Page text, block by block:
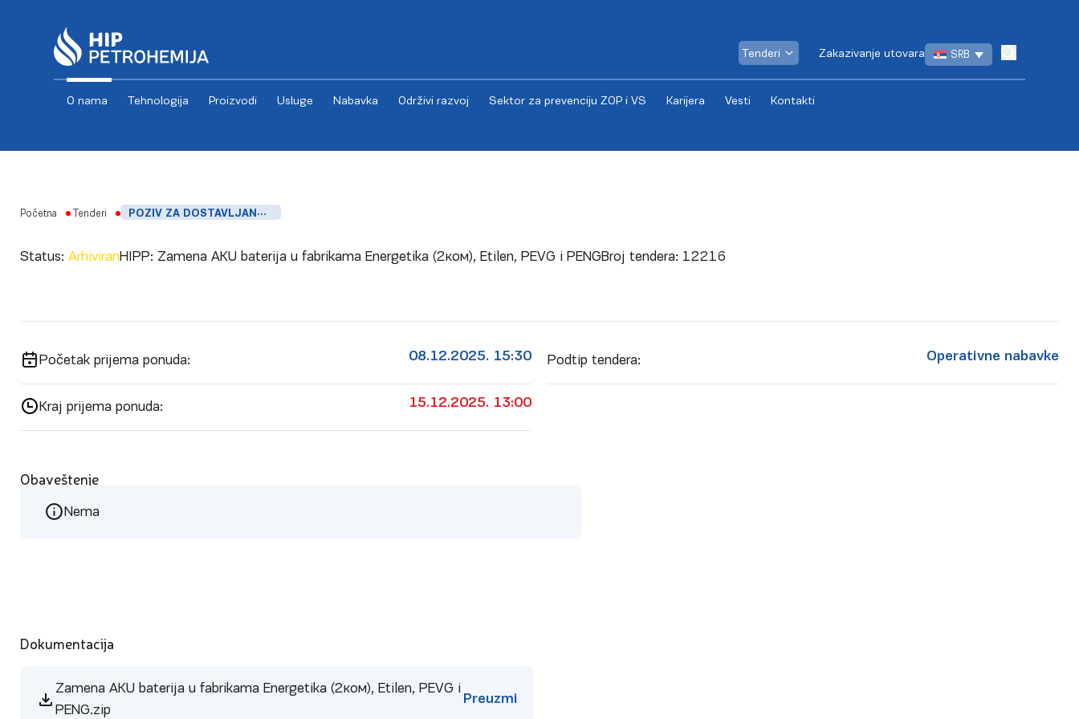
Tenderi Zakazivanje utovara SRB
O nama Tehnologija Proizvodi Usluge Nabavka Održivi razvoj Sektor za prevenciju ZOP i VS Karijera Vesti Kontakti
Početna Tenderi POZIV ZA DOSTAVLJANJE PONUDA_ZAMENA AKU BATERIJA U FABRIKAMA ENERGETIKA (2КОМ), ETILEN, PEVG I PENG
Status: ArhiviranHIPP: Zamena AKU baterija u fabrikama Energetika (2ком), Etilen, PEVG i PENGBroj tendera: 12216
Početak prijema ponuda: 08.12.2025. 15:30
Kraj prijema ponuda: 15.12.2025. 13:00
Podtip tendera: Operativne nabavke
Obaveštenje
Nema
Dokumentacija
Zamena AKU baterija u fabrikama Energetika (2ком), Etilen, PEVG i
PENG.zip
Preuzmi